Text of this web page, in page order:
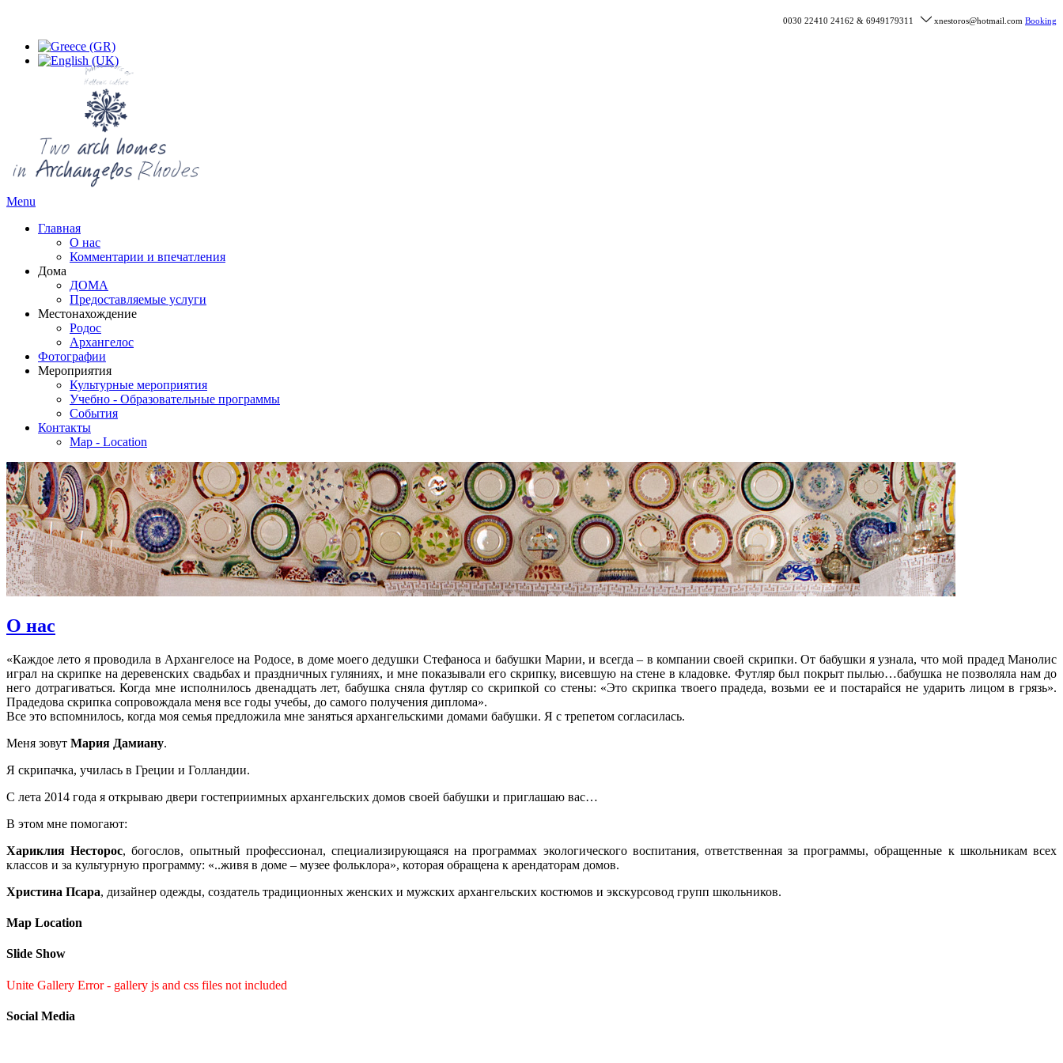
0030 22410 24162 & 6949179311 xnestoros@hotmail.com Booking
Menu
Главная
О нас
Комментарии и впечатления
Дома
ДОМА
Предоставляемые услуги
Местонахождение
Родос
Архангелос
Фотографии
Мероприятия
Культурные мероприятия
Учебно - Образовательные программы
События
Контакты
Map - Location
О нас
«Каждое лето я проводила в Архангелосе на Родосе, в доме моего дедушки Стефаноса и бабушки Марии, и всегда – в компании своей скрипки. От бабушки я узнала, что мой прадед Манолис
играл на скрипке на деревенских свадьбах и праздничных гуляниях, и мне показывали его скрипку, висевшую на стене в кладовке. Футляр был покрыт пылью…бабушка не позволяла нам до
него дотрагиваться. Когда мне исполнилось двенадцать лет, бабушка сняла футляр со скрипкой со стены: «Это скрипка твоего прадеда, возьми ее и постарайся не ударить лицом в грязь».
Прадедова скрипка сопровождала меня все годы учебы, до самого получения диплома».
Все это вспомнилось, когда моя семья предложила мне заняться архангельскими домами бабушки. Я с трепетом согласилась.
Меня зовут Мария Дамиану.
Я скрипачка, училась в Греции и Голландии.
С лета 2014 года я открываю двери гостеприимных архангельских домов своей бабушки и приглашаю вас…
В этом мне помогают:
Хариклия Несторос, богослов, опытный профессионал, специализирующаяся на программах экологического воспитания, ответственная за программы, обращенные к школьникам всех
классов и за культурную программу: «..живя в доме – музее фольклора», которая обращена к арендаторам домов.
Христина Псара, дизайнер одежды, создатель традиционных женских и мужских архангельских костюмов и экскурсовод групп школьников.
Map Location
Slide Show
Unite Gallery Error - gallery js and css files not included
Social Media